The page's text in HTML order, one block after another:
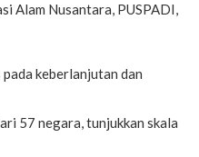
Alam Nusantara, PUSPADI,
keberlanjutan dan
57 negara, tunjukkan skala